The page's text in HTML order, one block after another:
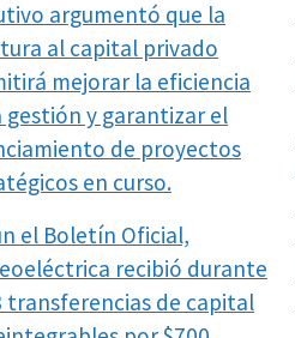
argumentó que la
al capital privado
mejorar la eficiencia
gestión y garantizar el
de proyectos
en curso.
el Boletín Oficial,
recibió durante
transferencias de capital